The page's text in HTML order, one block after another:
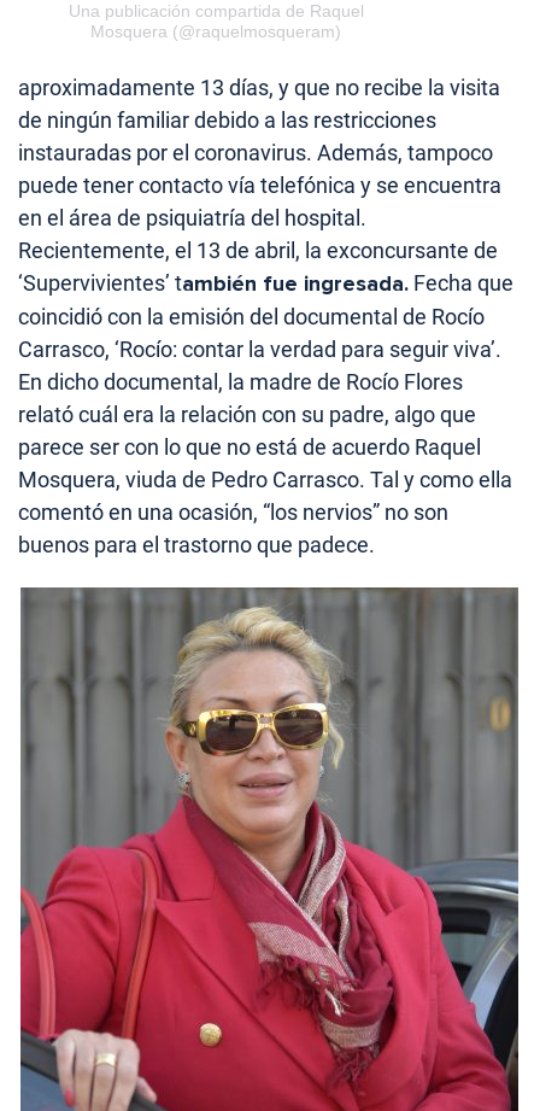
Una publicación compartida de Raquel
Mosquera (@raquelmosqueram)
aproximadamente 13 días, y que no recibe la visita
de ningún familiar debido a las restricciones
instauradas por el coronavirus. Además, tampoco
puede tener contacto vía telefónica y se encuentra
en el área de psiquiatría del hospital.
Recientemente, el 13 de abril, la exconcursante de
‘Supervivientes’ también fue ingresada. Fecha que
coincidió con la emisión del documental de Rocío
Carrasco, ‘Rocío: contar la verdad para seguir viva’.
En dicho documental, la madre de Rocío Flores
relató cuál era la relación con su padre, algo que
parece ser con lo que no está de acuerdo Raquel
Mosquera, viuda de Pedro Carrasco. Tal y como ella
comentó en una ocasión, “los nervios” no son
buenos para el trastorno que padece.